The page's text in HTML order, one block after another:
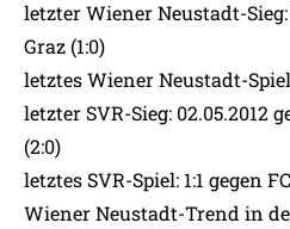
letzter Wiener Neustadt-Sieg:
Graz (1:0)
letztes Wiener Neustadt-
letzter SVR-Sieg: 02.05.2012
(2:0)
letztes SVR-Spiel: 1:1 gegen
Wiener Neustadt-Trend in